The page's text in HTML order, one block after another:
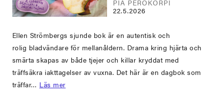
PIA PEROKORPI
22.5.2026
Ellen Strömbergs sjunde bok är en autentisk och
rolig bladvändare för mellanåldern. Drama kring hjärta och
smärta skapas av både tjejer och killar kryddat med
träffsäkra iakttagelser av vuxna. Det här är en dagbok som
träffar… Läs mer